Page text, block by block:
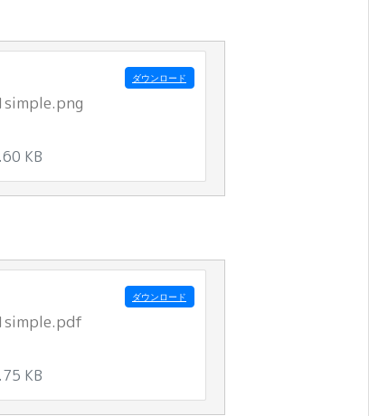
KB
ダウンロード
KB
ダウンロード